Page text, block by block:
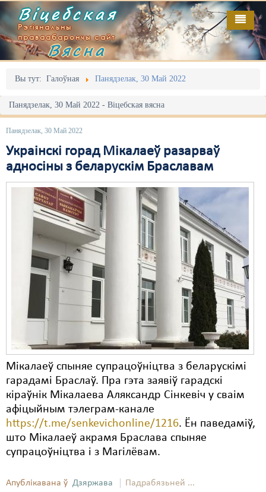
Віцебская
Рэгіянальны
праваабарончы сайт
Вясна
Вы тут: Галоўная Панядзелак, 30 Май 2022
Панядзелак, 30 Май 2022 - Віцебская вясна
Панядзелак, 30 Май 2022
Украінскі горад Мікалаеў разарваў
адносіны з беларускім Браславам
Мікалаеў спыняе супрацоўніцтва з беларускімі
гарадамі Браслаў. Пра гэта заявіў гарадскі
кіраўнік Мікалаева Аляксандр Сінкевіч у сваім
афіцыйным тэлеграм-канале
https://t.me/senkevichonline/1216. Ён паведаміў,
што Мікалаеў акрамя Браслава спыняе
супрацоўніцтва і з Магілёвам.
Апублікавана ў Дзяржава Падрабязьней ...
Галоўная
Адміністрацыйны перасьлед
Акцыі
Выбары
Грамадзянскія ініцыятывы
Дзяржава
Дыскрымінацыя
Затрыманьні
Карная псыхіятрыя
КПЧ ААН
Культурныя правы
Мігранты
Мірныя сходы
Палітвязьні
Праваабаронцы
Правы дзіцяці
Пэнітэнцыярная сыстэма
Выданьні
Відэа
Пра нас
RSS